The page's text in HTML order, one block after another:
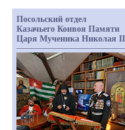
Посольский отдел
Казачьего Конвоя Памяти
Царя Мученика Николая II